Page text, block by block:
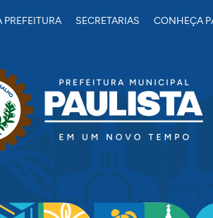
PREFEITURA SECRETARIAS CONHEÇA